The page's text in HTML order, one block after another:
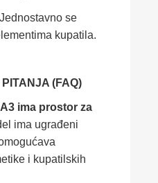
se
kupatila.
(FAQ)
ima prostor za
ima ugrađeni
i kupatilskih